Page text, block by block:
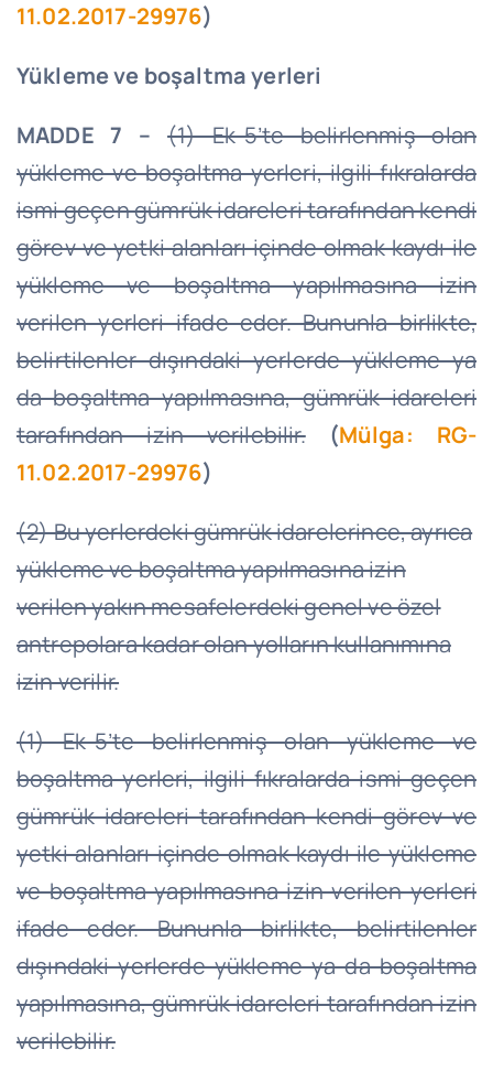
11.02.2017-29976)
Yükleme ve boşaltma yerleri
MADDE 7 – (1) Ek-5’te belirlenmiş olan
yükleme ve boşaltma yerleri, ilgili fıkralarda
ismi geçen gümrük idareleri tarafından kendi
görev ve yetki alanları içinde olmak kaydı ile
yükleme ve boşaltma yapılmasına izin
verilen yerleri ifade eder. Bununla birlikte,
belirtilenler dışındaki yerlerde yükleme ya
da boşaltma yapılmasına, gümrük idareleri
tarafından izin verilebilir.
(Mülga: RG-
11.02.2017-29976)
(2) Bu yerlerdeki gümrük idarelerince, ayrıca
yükleme ve boşaltma yapılmasına izin
verilen yakın mesafelerdeki genel ve özel
antrepolara kadar olan yolların kullanımına
izin verilir.
(1) Ek-5’te belirlenmiş olan yükleme ve
boşaltma yerleri, ilgili fıkralarda ismi geçen
gümrük idareleri tarafından kendi görev ve
yetki alanları içinde olmak kaydı ile yükleme
ve boşaltma yapılmasına izin verilen yerleri
ifade eder. Bununla birlikte, belirtilenler
dışındaki yerlerde yükleme ya da boşaltma
yapılmasına, gümrük idareleri tarafından izin
verilebilir.